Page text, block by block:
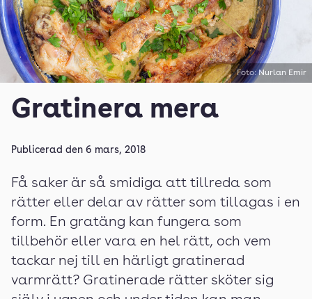
Foto: Nurlan Emir
Gratinera mera
Publicerad den 6 mars, 2018
Få saker är så smidiga att tillreda som
rätter eller delar av rätter som tillagas i en
form. En gratäng kan fungera som
tillbehör eller vara en hel rätt, och vem
tackar nej till en härligt gratinerad
varmrätt? Gratinerade rätter sköter sig